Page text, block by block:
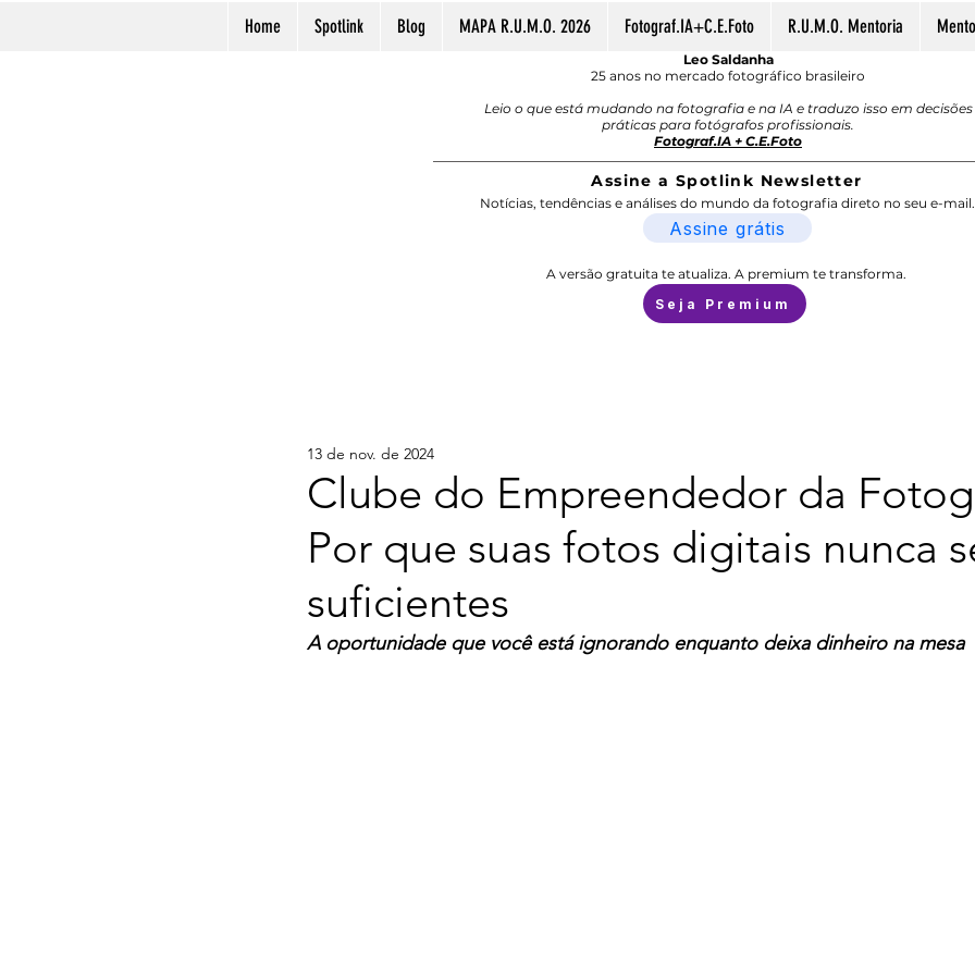
Home Spotlink Blog MAPA R.U.M.O. 2026 Fotograf.IA+C.E.Foto R.U.M.O. Mentoria
Leo Saldanha
25 anos no mercado fotográfico brasileiro
Leio o que está mudando na fotografia e na IA e traduzo isso em decisões
práticas para fotógrafos profissionais.
Fotograf.IA + C.E.Foto
Assine a Spotlink Newsletter
Notícias, tendências e análises do mundo da fotografia direto no seu e-mail.
Assine grátis
A versão gratuita te atualiza. A premium te transforma.
Seja Premium
Clube do Empreendedor da
Por que suas fotos digitais nunca
suficientes
13 de nov. de 2024
A oportunidade que você está ignorando enquanto deixa dinheiro na mesa